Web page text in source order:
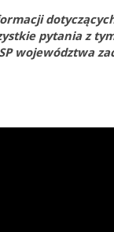
pytania z
województwa